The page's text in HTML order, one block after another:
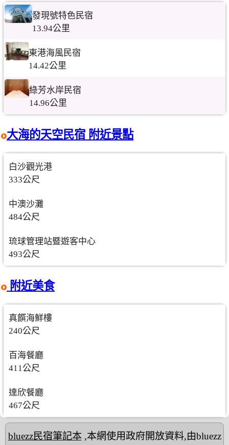
發現號特色民宿
13.94公里
東港海風民宿
14.42公里
綠芳水岸民宿
14.96公里
大海的天空民宿 附近景點
白沙觀光港
333公尺
中澳沙灘
484公尺
琉球管理站暨遊客中心
493公尺
附近美食
真饌海鮮樓
240公尺
百海餐廳
411公尺
達欣餐廳
467公尺
bluezz民宿筆記本,本網使用政府開放資料,由bluezz